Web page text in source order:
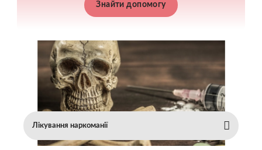
Знайти допомогу
Лікування наркоманії